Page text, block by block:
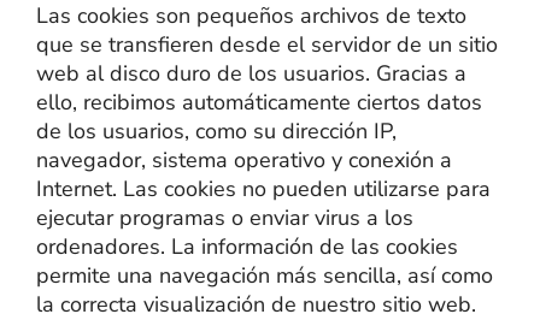
Las cookies son pequeños archivos de texto
que se transfieren desde el servidor de un sitio
web al disco duro de los usuarios. Gracias a
ello, recibimos automáticamente ciertos datos
de los usuarios, como su dirección IP,
navegador, sistema operativo y conexión a
Internet. Las cookies no pueden utilizarse para
ejecutar programas o enviar virus a los
ordenadores. La información de las cookies
permite una navegación más sencilla, así como
la correcta visualización de nuestro sitio web.